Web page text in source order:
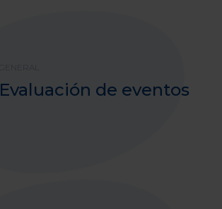
Evaluación de eventos